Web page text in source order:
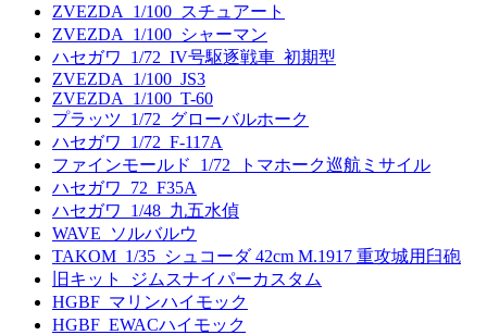
ZVEZDA_1/100_スチュアート
ZVEZDA_1/100_シャーマン
ハセガワ_1/72_IV号駆逐戦車_初期型
ZVEZDA_1/100_JS3
ZVEZDA_1/100_T-60
プラッツ_1/72_グローバルホーク
ハセガワ_1/72_F-117A
ファインモールド_1/72_トマホーク巡航ミサイル
ハセガワ_72_F35A
ハセガワ_1/48_九五水偵
WAVE_ソルバルウ
TAKOM_1/35_シュコーダ 42cm M.1917 重攻城用臼砲
旧キット_ジムスナイパーカスタム
HGBF_マリンハイモック
HGBF_EWACハイモック